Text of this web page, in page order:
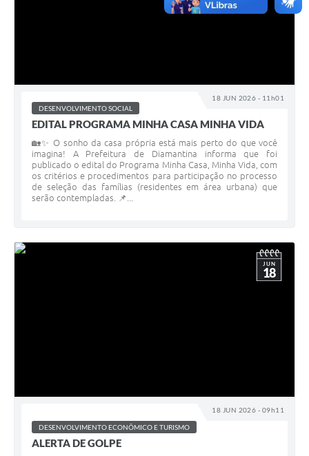
18 JUN 2026 - 11h01
DESENVOLVIMENTO SOCIAL
EDITAL PROGRAMA MINHA CASA MINHA VIDA
🏡✨ O sonho da casa própria está mais perto do que você
imagina! A Prefeitura de Diamantina informa que foi
publicado o edital do Programa Minha Casa, Minha Vida, com
os critérios e procedimentos para participação no processo
de seleção das famílias (residentes em área urbana) que
serão contempladas. 📌...
18 JUN 2026 - 09h11
JUN
18
DESENVOLVIMENTO ECONÔMICO E TURISMO
ALERTA DE GOLPE